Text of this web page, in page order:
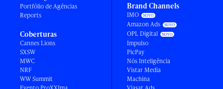
Portfólio de Agências
Reports
Coberturas
Cannes Lions
SXSW
MWC
NRF
WW Summit
Brand Channels
IMO
Amazon Ads
OPL Digital
Impulso
PicPay
Nós Inteligência
Vistar Media
Machina